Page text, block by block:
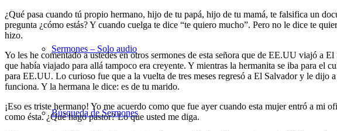
Sermones – Solo audio
Búsqueda de Sermones
¿Qué pasa cuando tú propio hermano, hijo de tu papá, hijo de tu mamá, te falsifica un
pregunta ¿cómo estás? Y cuando cuelga te dice “te quiero mucho”. Pero no le dice te
hizo.
Yo les he comentado a ustedes en otros sermones de esta señora que de EE.UU viajó a
que había viajado para allá tampoco era creyente. Y mientras la hermanita se iba para el
para EE.UU. Lo curioso fue que a la vuelta de tres meses regresó a El Salvador y le dijo
funciona. Y la hermana le dice: es de tu marido.
¡Eso es triste hermano! Yo me acuerdo como que fue ayer cuando esta mujer entró a mi
como ésta. ¿Qué hago pastor? Lo que usted me diga.